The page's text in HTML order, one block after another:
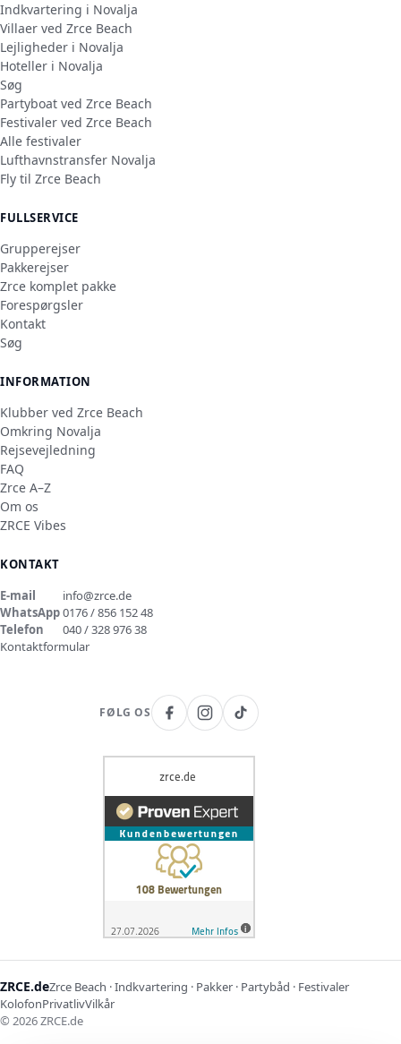
Indkvartering i Novalja
Villaer ved Zrce Beach
Lejligheder i Novalja
Hoteller i Novalja
Søg
Partyboat ved Zrce Beach
Festivaler ved Zrce Beach
Alle festivaler
Lufthavnstransfer Novalja
Fly til Zrce Beach
FULLSERVICE
Grupperejser
Pakkerejser
Zrce komplet pakke
Forespørgsler
Kontakt
Søg
INFORMATION
Klubber ved Zrce Beach
Omkring Novalja
Rejsevejledning
FAQ
Zrce A–Z
Om os
ZRCE Vibes
KONTAKT
E-mail
info@zrce.de
WhatsApp0176 / 856 152 48
Telefon
040 / 328 976 38
Kontaktformular
FØLG OS
ZRCE.deZrce Beach · Indkvartering · Pakker · Partybåd · Festivaler
KolofonPrivatlivVilkår
© 2026ZRCE.de